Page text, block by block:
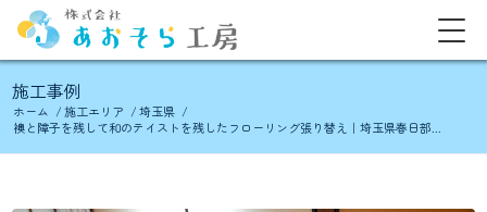
施工事例
ホーム / 施工エリア / 埼玉県 /
襖と障子を残して和のテイストを残したフローリング張り替え｜埼玉県春日部...